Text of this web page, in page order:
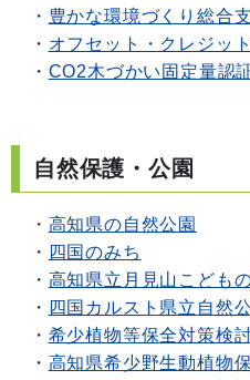
・ 豊かな環境づくり総合
・ オフセット・クレジッ
・ CO2木づかい固定量認
自然保護・公園
・ 高知県の自然公園
・ 四国のみち
・ 高知県立月見山こども
・ 四国カルスト県立自然
・ 希少植物等保全対策検
・ 高知県希少野生動植物